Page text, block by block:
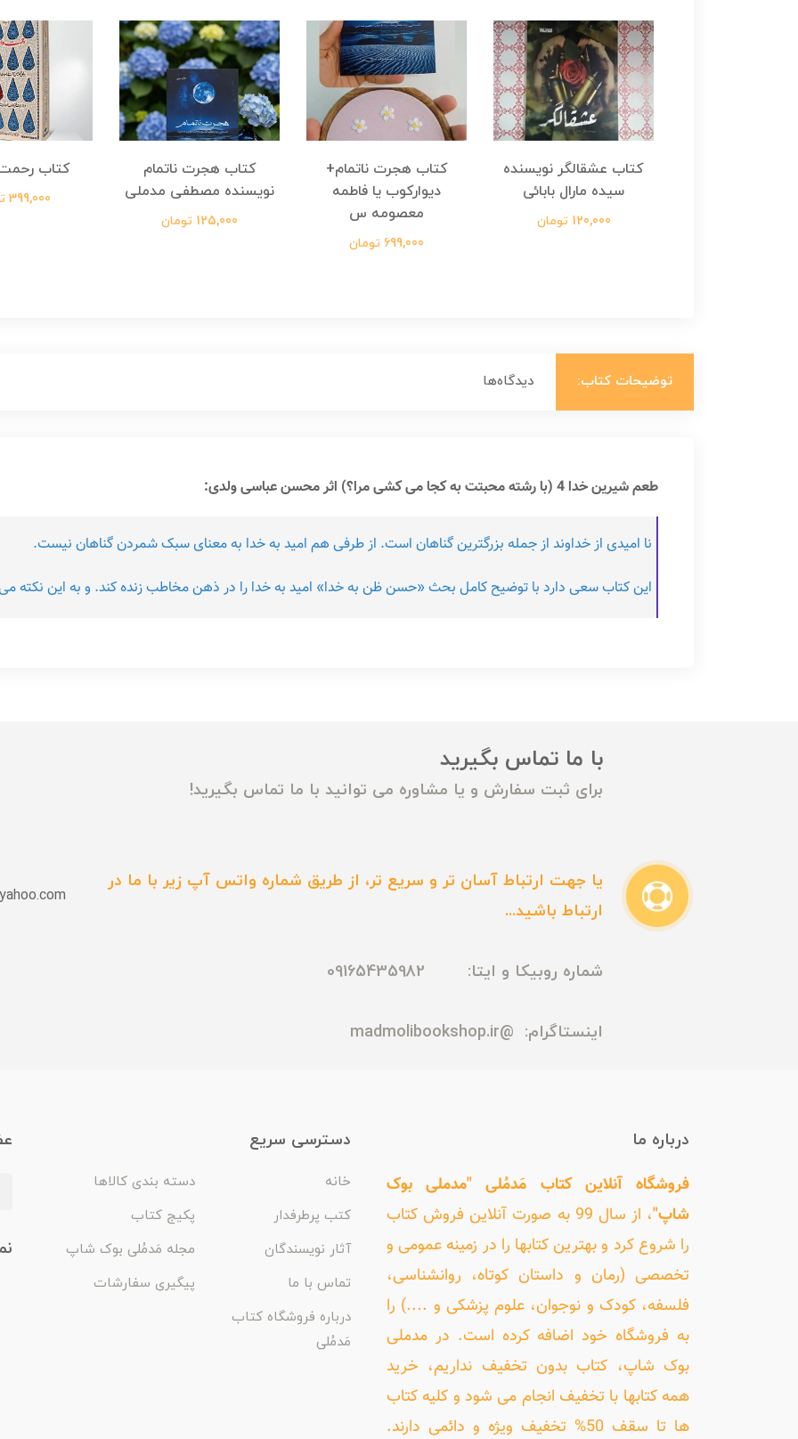
کتاب عشقالگر نویسنده
سیده مارال بابائی
120,000 تومان
کتاب هجرت ناتمام+
دیوارکوب یا فاطمه
معصومه س
699,000 تومان
کتاب هجرت ناتمام
نویسنده مصطفی مدملی
125,000 تومان
کتاب
399,000 تومان
توضیحات کتاب: دیدگاه‌ها
طعم شیرین خدا 4 (با رشته محبتت به کجا می کشی مرا؟) اثر محسن عباسی ولدی:
نا امیدی از خداوند از جمله بزرگترین گناهان است. از طرفی هم امید به خدا به معنای سبک شمردن گناهان نیست.
این کتاب سعی دارد با توضیح کامل بحث «حسن ظن به خدا» امید به خدا را در ذهن مخاطب زنده کند. و به این نکته
با ما تماس بگیرید
برای ثبت سفارش و یا مشاوره می توانید با ما تماس بگیرید!
یا جهت ارتباط آسان تر و سریع تر، از طریق شماره واتس آپ زیر با ما در
ارتباط باشید...
شماره روبیکا و ایتا: 09165435982
اینستاگرام: @madmolibookshop.ir
درباره ما
فروشگاه آنلاین کتاب مَدمُلی "مدملی بوک
شاپ"
، از سال 99 به صورت آنلاین فروش کتاب
را شروع کرد و بهترین کتابها را در زمینه عمومی و
تخصصی (رمان و داستان کوتاه، روانشناسی،
فلسفه، کودک و نوجوان، علوم پزشکی و ....) را
به فروشگاه خود اضافه کرده است. در مدملی
بوک شاپ، کتاب بدون تخفیف نداریم، خرید
همه کتابها با تخفیف انجام می شود و کلیه کتاب
ها تا سقف 50% تخفیف ویژه و دائمی دارند.
دسترسی سریع
خانه
دسته بندی کالاها
کتب پرطرفدار
پکیج کتاب
آثار نویسندگان
مجله مَدمُلی بوک شاپ
تماس با ما
پیگیری سفارشات
درباره فروشگاه کتاب
مَدمُلی